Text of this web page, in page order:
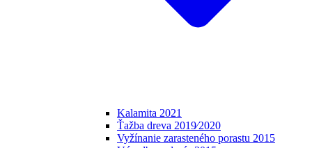
Kalamita 2021
Ťažba dreva 2019⁄2020
Vyžínanie zarasteného porastu 2015